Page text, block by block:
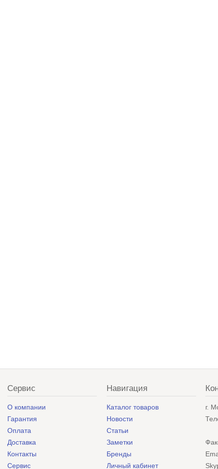
Сервис
О компании
Гарантия
Оплата
Доставка
Контакты
Сервис
Навигация
Каталог товаров
Новости
Статьи
Заметки
Бренды
Личный кабинет
г.